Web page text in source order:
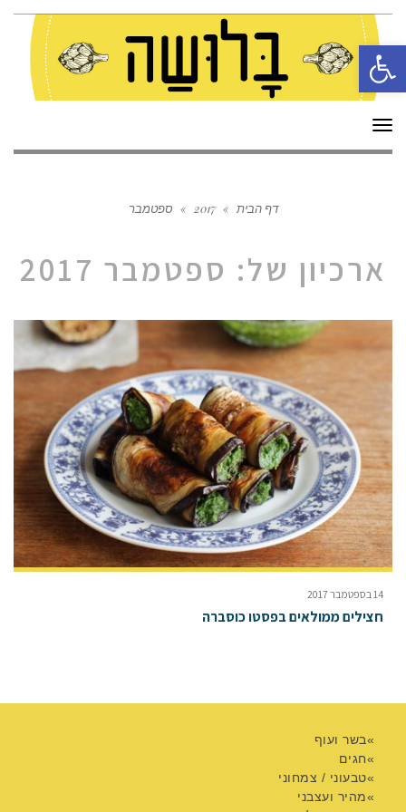
פתח סרגל נגישות
תפריט
דף הבית »
2017
» ספטמבר
ארכיון של: ספטמבר 2017
14 בספטמבר 2017
חצילים ממולאים בפסטו כוסברה
בשר ועוף
חגים
טבעוני / צמחוני
מהיר ועצבני